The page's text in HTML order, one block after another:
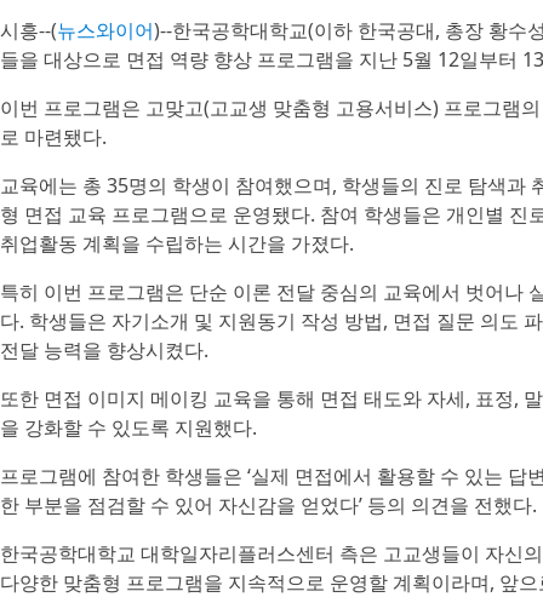
시흥--(뉴스와이어)--한국공학대학교(이하 한국공대, 총장 황수
들을 대상으로 면접 역량 향상 프로그램을 지난 5월 12일부터
이번 프로그램은 고맞고(고교생 맞춤형 고용서비스) 프로그램
로 마련됐다.
교육에는 총 35명의 학생이 참여했으며, 학생들의 진로 탐색과
형 면접 교육 프로그램으로 운영됐다. 참여 학생들은 개인별
취업활동 계획을 수립하는 시간을 가졌다.
특히 이번 프로그램은 단순 이론 전달 중심의 교육에서 벗어나
다. 학생들은 자기소개 및 지원동기 작성 방법, 면접 질문 의도
전달 능력을 향상시켰다.
또한 면접 이미지 메이킹 교육을 통해 면접 태도와 자세, 표정,
을 강화할 수 있도록 지원했다.
프로그램에 참여한 학생들은 ‘실제 면접에서 활용할 수 있는 답
한 부분을 점검할 수 있어 자신감을 얻었다’ 등의 의견을 전했다.
한국공학대학교 대학일자리플러스센터 측은 고교생들이 자신
다양한 맞춤형 프로그램을 지속적으로 운영할 계획이라며, 앞